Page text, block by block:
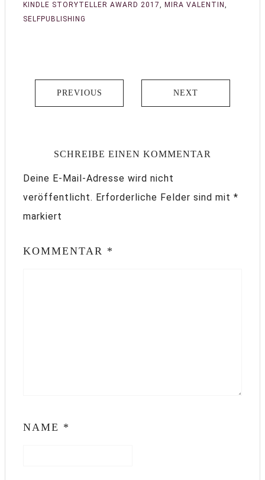
KINDLE STORYTELLER AWARD 2017, MIRA VALENTIN ,
SELFPUBLISHING
PREVIOUS NEXT
SCHREIBE EINEN KOMMENTAR
Deine E-Mail-Adresse wird nicht
veröffentlicht. Erforderliche Felder sind mit *
markiert
KOMMENTAR *
NAME *